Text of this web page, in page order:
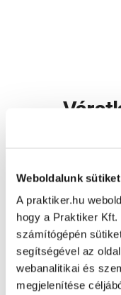
Weboldalunk
A praktiker.hu
hogy a Praktiker
számítógépén
segítségével az
webanalitikai és
megjelenítése